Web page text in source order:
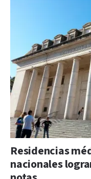
Residencias
nacionales